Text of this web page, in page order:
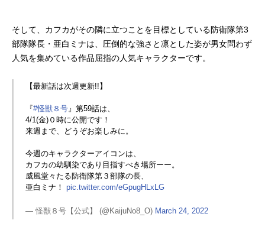
そして、カフカがその隣に立つことを目標としている防衛隊第3
部隊隊長・亜白ミナは、圧倒的な強さと凛とした姿が男女問わず
人気を集めている作品屈指の人気キャラクターです。
【最新話は次週更新!!】
『#怪獣８号』第59話は、
4/1(金)０時に公開です！
来週まで、どうぞお楽しみに。
今週のキャラクターアイコンは、
カフカの幼馴染であり目指すべき場所ーー。
威風堂々たる防衛隊第３部隊の長、
亜白ミナ！ pic.twitter.com/eGpugHLxLG
— 怪獣８号【公式】 (@KaijuNo8_O) March 24, 2022